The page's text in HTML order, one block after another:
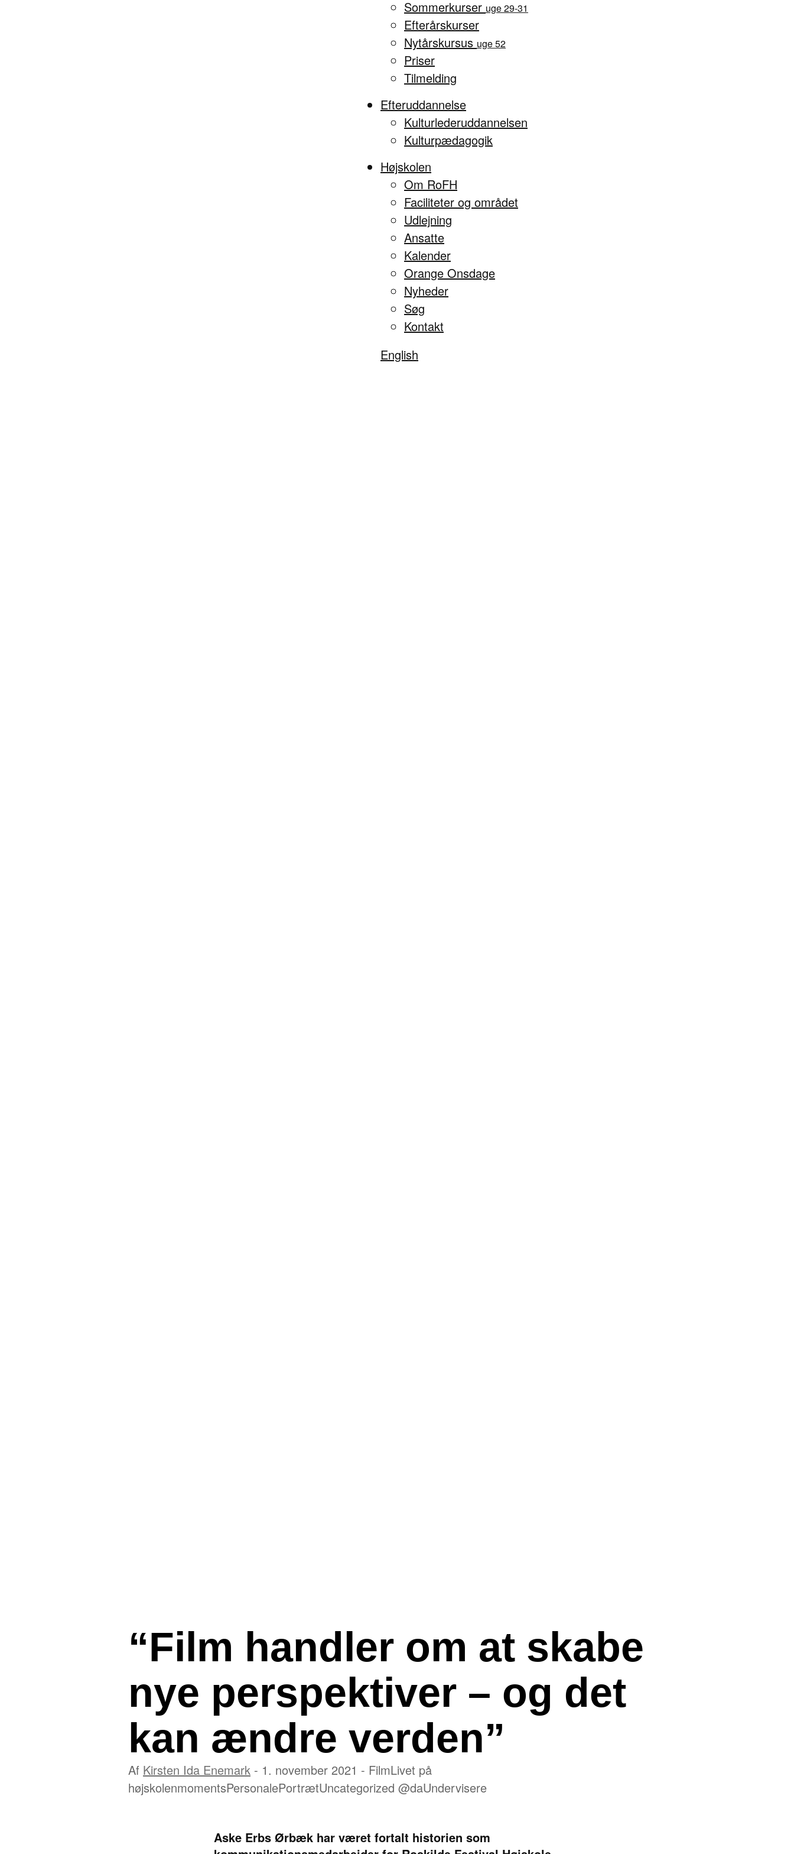
Sommerkurser uge 29-31
Efterårskurser
Nytårskursus uge 52
Priser
Tilmelding
Efteruddannelse
Kulturlederuddannelsen
Kulturpædagogik
Højskolen
Om RoFH
Faciliteter og området
Udlejning
Ansatte
Kalender
Orange Onsdage
Nyheder
Søg
Kontakt
English
“Film handler om at skabe
nye perspektiver – og det
kan ændre verden”
Af Kirsten Ida Enemark - 1. november 2021 - FilmLivet på
højskolenmomentsPersonalePortrætUncategorized @daUndervisere
Aske Erbs Ørbæk har været fortalt historien som